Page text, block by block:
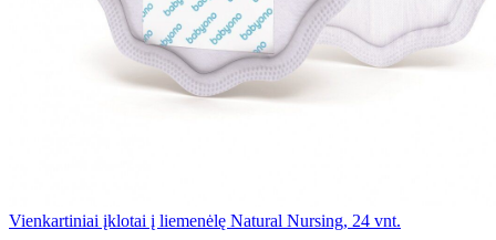
Vienkartiniai įklotai į liemenėlę Natural Nursing, 24 vnt.